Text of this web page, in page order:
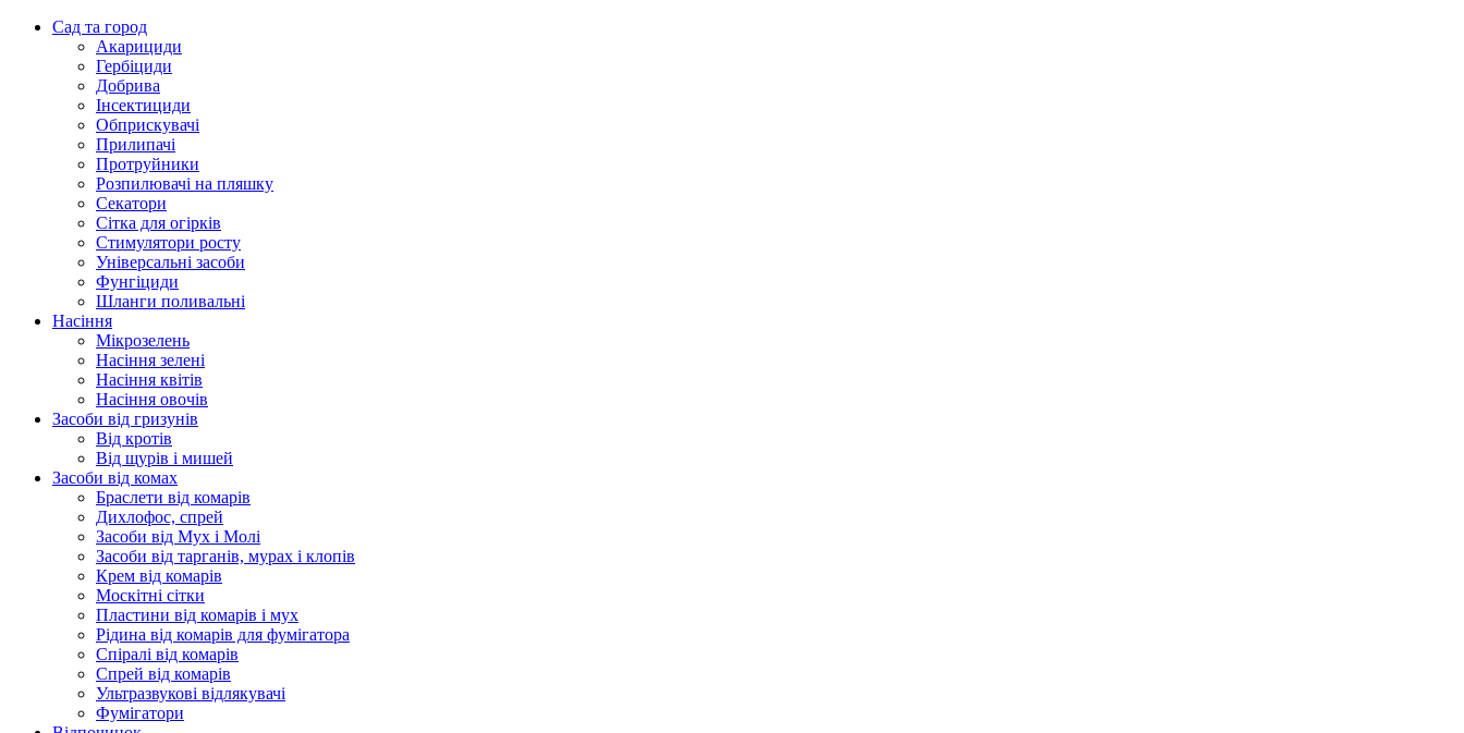
Сад та город
Акарициди
Гербіциди
Добрива
Інсектициди
Обприскувачі
Прилипачі
Протруйники
Розпилювачі на пляшку
Секатори
Сітка для огірків
Стимулятори росту
Універсальні засоби
Фунгіциди
Шланги поливальні
Насіння
Мікрозелень
Насіння зелені
Насіння квітів
Насіння овочів
Засоби від гризунів
Від кротів
Від щурів і мишей
Засоби від комах
Браслети від комарів
Дихлофос, спрей
Засоби від Мух і Молі
Засоби від тарганів, мурах і клопів
Крем від комарів
Москітні сітки
Пластини від комарів і мух
Рідина від комарів для фумігатора
Спіралі від комарів
Спрей від комарів
Ультразвукові відлякувачі
Фумігатори